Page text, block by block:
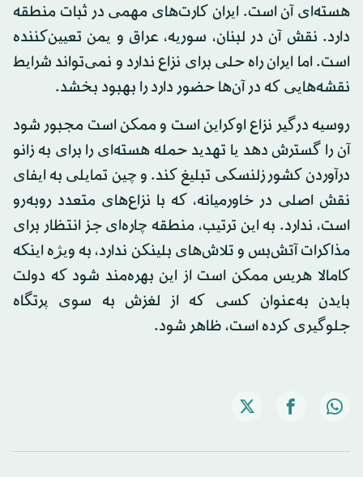
هسته‌ای آن است. ایران کارت‌های مهمی در ثبات منطقه
دارد. نقش آن در لبنان، سوریه، عراق و یمن تعیین‌کننده
است. اما ایران راه حلی برای نزاع ندارد و نمی‌تواند شرایط
نقشه‌هایی که در آن‌ها حضور دارد را بهبود بخشد.
روسیه درگیر نزاع اوکراین است و ممکن است مجبور شود
آن را گسترش دهد یا تهدید حمله هسته‌ای را برای به زانو
درآوردن کشور زلنسکی تبلیغ کند. و چین تمایلی به ایفای
نقش اصلی در خاورمیانه، که با نزاع‌های متعدد روبه‌رو
است، ندارد. به این ترتیب، منطقه چاره‌ای جز انتظار برای
مذاکرات آتش‌بس و تلاش‌های بلینکن ندارد، به ویژه اینکه
کامالا هریس ممکن است از این بهره‌مند شود که دولت
بایدن به‌عنوان کسی که از لغزش به سوی پرتگاه
جلوگیری کرده است، ظاهر شود.